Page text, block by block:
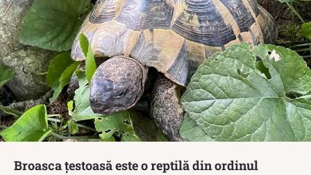
Broasca țestoasă este o reptilă din ordinul